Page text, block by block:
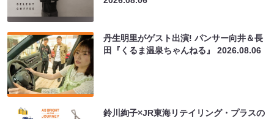
丹生明里がゲスト出演! パンサー向井＆長
田『くるま温泉ちゃんねる』2026.08.06
鈴川絢子×JR東海リテイリング・プラスの